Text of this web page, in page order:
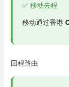
✅ 移动去程
移动通过香港
回程路由